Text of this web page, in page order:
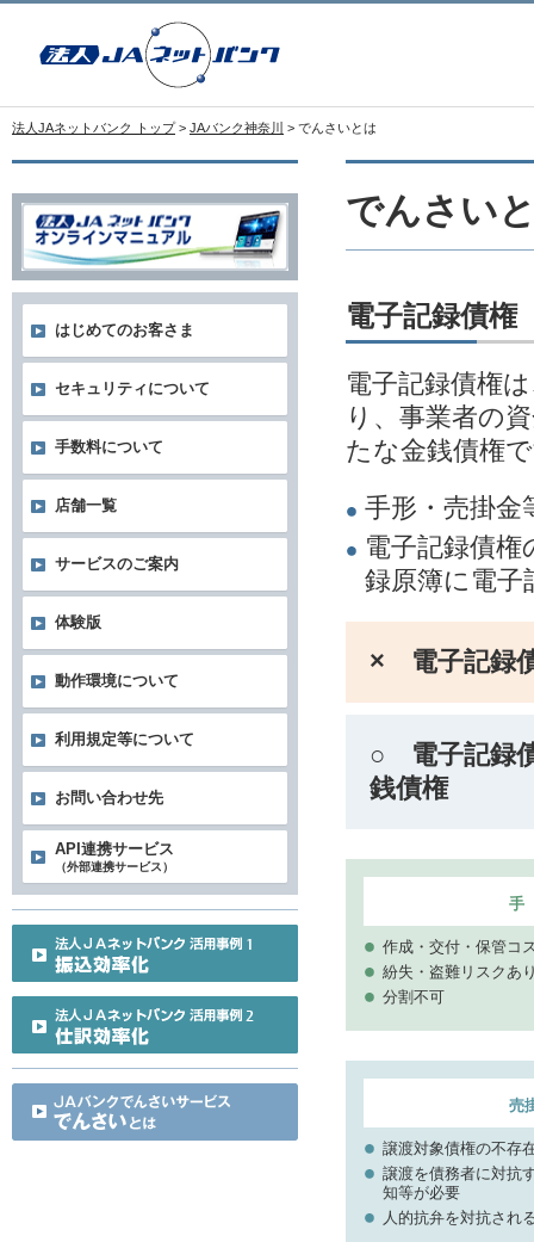
法人JAネットバンク トップ > JAバンク神奈川 > でんさいとは
でんさい
電子記録債権
電子記録債権
り、事業者の
たな金銭債権
手形・売掛
電子記録債権
録原簿に電
× 電子記録
○ 電子記録
銭債権
作成・交付・保管コ
紛失・盗難リスクあ
分割不可
売
譲渡対象債権の不存
譲渡を債務者に対抗
知等が必要
人的抗弁を対抗され
はじめてのお客さま
セキュリティについて
手数料について
店舗一覧
サービスのご案内
体験版
動作環境について
利用規定等について
お問い合わせ先
API連携サービス
（外部連携サービス）